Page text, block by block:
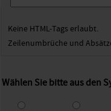
Keine HTML-Tags erlaubt.
Zeilenumbrüche und
Wählen Sie bitte aus den